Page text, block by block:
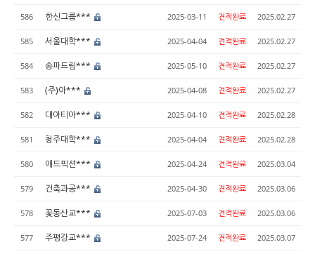
586 한신그룹*** 2025-03-11 견적완료 2025.02.27
585 서울대학*** 2025-04-04 견적완료 2025.02.27
584 송파드림*** 2025-05-10 견적완료 2025.02.27
583 (주)아*** 2025-04-08 견적완료 2025.02.27
582 대아티아*** 2025-04-10 견적완료 2025.02.28
581 청주대학*** 2025-04-04 견적완료 2025.02.28
580 애드픽션*** 2025-04-24 견적완료 2025.03.04
579 건축과공*** 2025-04-30 견적완료 2025.03.06
578 꽃동산교*** 2025-07-03 견적완료 2025.03.06
577 주평강교*** 2025-07-24 견적완료 2025.03.07